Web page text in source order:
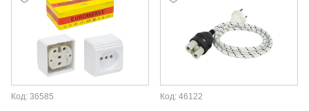
Код: 36585 Код: 46122